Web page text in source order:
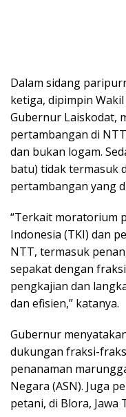
Dalam sidang
ketiga, dipimpin
Gubernur Laiskodat,
pertambangan di
dan bukan logam.
batu) tidak termasuk
pertambangan yang
“Terkait moratorium
Indonesia (TKI) dan
NTT, termasuk
sepakat dengan
pengkajian dan
dan efisien,” katanya.
Gubernur
dukungan fraksi-
penanaman
Negara (ASN). Juga
petani, di Blora, Jawa